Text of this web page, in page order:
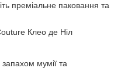
преміальне паковання та
Клео де Ніл
мумії та